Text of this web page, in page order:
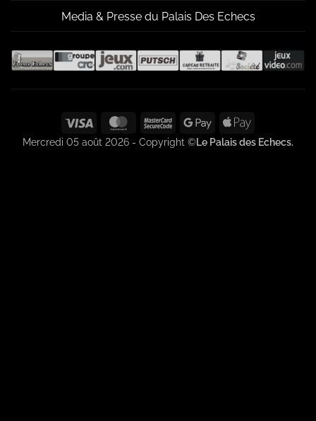
Media & Presse du Palais Des Echecs
Visa MasterCardMasterCard
2
Google
Pay
Apple
Pay
Mercredi 05 août 2026 - Copyright ©Le Palais des Echecs.